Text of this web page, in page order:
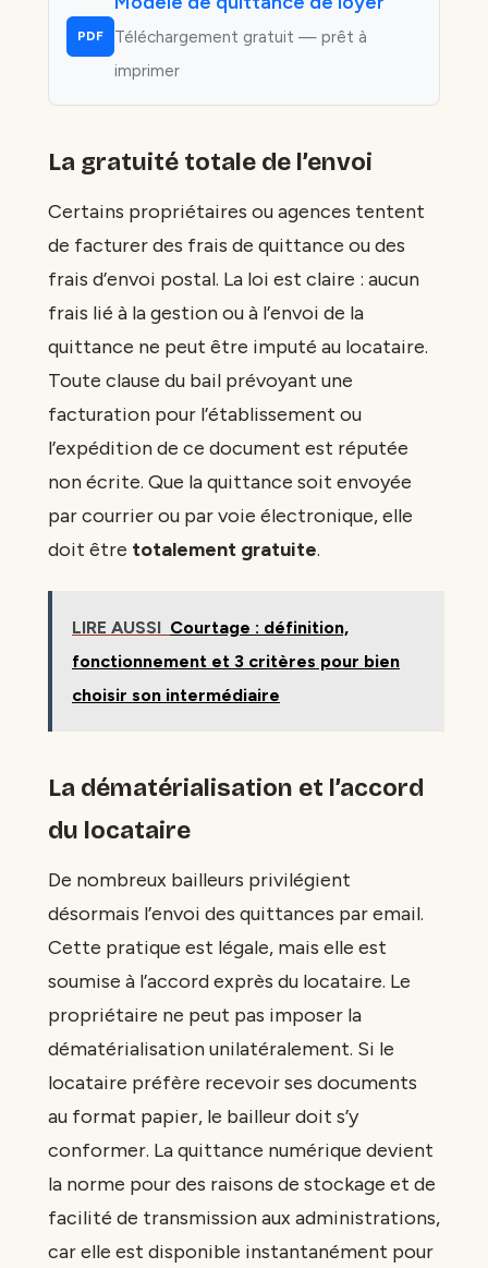
PDF
Téléchargement gratuit — prêt à
imprimer
La gratuité totale de l’envoi
Certains propriétaires ou agences tentent
de facturer des frais de quittance ou des
frais d’envoi postal. La loi est claire : aucun
frais lié à la gestion ou à l’envoi de la
quittance ne peut être imputé au locataire.
Toute clause du bail prévoyant une
facturation pour l’établissement ou
l’expédition de ce document est réputée
non écrite. Que la quittance soit envoyée
par courrier ou par voie électronique, elle
doit être totalement gratuite.
LIRE AUSSI Courtage : définition,
fonctionnement et 3 critères pour bien
choisir son intermédiaire
La dématérialisation et l’accord
du locataire
De nombreux bailleurs privilégient
désormais l’envoi des quittances par email.
Cette pratique est légale, mais elle est
soumise à l’accord exprès du locataire. Le
propriétaire ne peut pas imposer la
dématérialisation unilatéralement. Si le
locataire préfère recevoir ses documents
au format papier, le bailleur doit s’y
conformer. La quittance numérique devient
la norme pour des raisons de stockage et de
facilité de transmission aux administrations,
car elle est disponible instantanément pour